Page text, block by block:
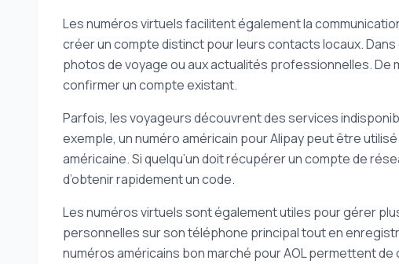
Les numéros virtuels facilitent également la
créer un compte distinct pour leurs contacts locaux.
photos de voyage ou aux actualités professionnelles. De
confirmer un compte existant.
Parfois, les voyageurs découvrent des services
exemple, un numéro américain pour Alipay peut être
américaine. Si quelqu’un doit récupérer un compte de
d’obtenir rapidement un code.
Les numéros virtuels sont également utiles pour gérer
personnelles sur son téléphone principal tout en
numéros américains bon marché pour AOL permettent